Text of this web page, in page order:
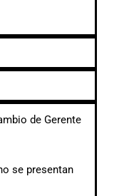
de Gerente
se presentan